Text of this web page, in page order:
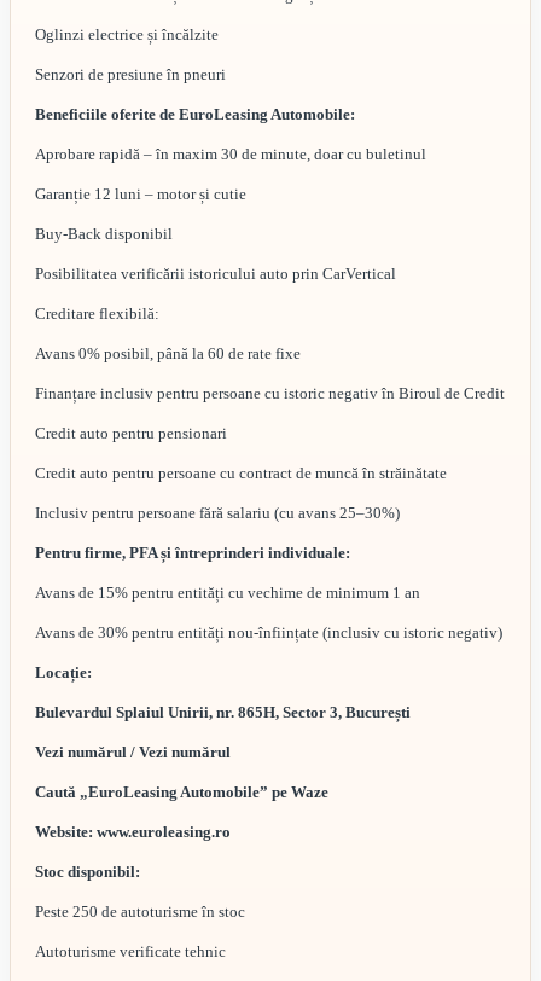
Oglinzi electrice și încălzite
Senzori de presiune în pneuri
Beneficiile oferite de EuroLeasing Automobile:
Aprobare rapidă – în maxim 30 de minute, doar cu buletinul
Garanție 12 luni – motor și cutie
Buy-Back disponibil
Posibilitatea verificării istoricului auto prin CarVertical
Creditare flexibilă:
Avans 0% posibil, până la 60 de rate fixe
Finanțare inclusiv pentru persoane cu istoric negativ în Biroul de Credit
Credit auto pentru pensionari
Credit auto pentru persoane cu contract de muncă în străinătate
Inclusiv pentru persoane fără salariu (cu avans 25–30%)
Pentru firme, PFA și întreprinderi individuale:
Avans de 15% pentru entități cu vechime de minimum 1 an
Avans de 30% pentru entități nou-înființate (inclusiv cu istoric negativ)
Locație:
Bulevardul Splaiul Unirii, nr. 865H, Sector 3, București
Vezi numărul / Vezi numărul
Caută „EuroLeasing Automobile” pe Waze
Website: www.euroleasing.ro
Stoc disponibil:
Peste 250 de autoturisme în stoc
Autoturisme verificate tehnic